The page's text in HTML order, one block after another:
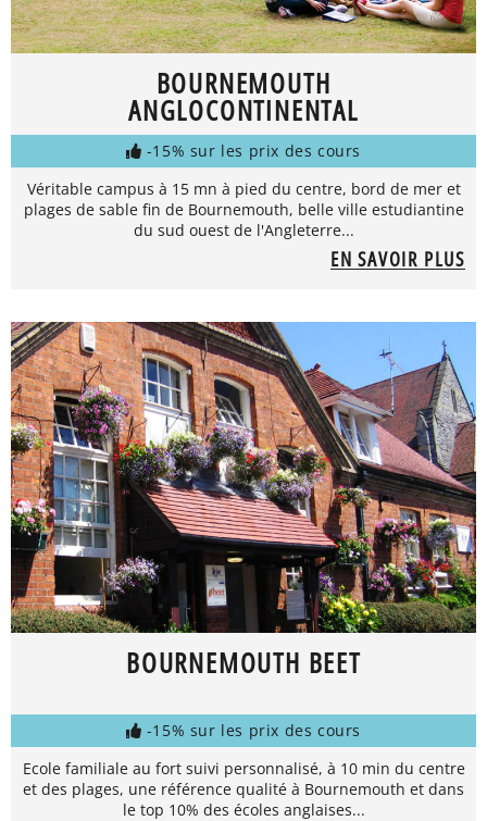
BOURNEMOUTH
ANGLOCONTINENTAL
-15% sur les prix des cours
Véritable campus à 15 mn à pied du centre, bord de mer et
plages de sable fin de Bournemouth, belle ville estudiantine
du sud ouest de l'Angleterre...
EN SAVOIR PLUS
BOURNEMOUTH BEET
-15% sur les prix des cours
Ecole familiale au fort suivi personnalisé, à 10 min du centre
et des plages, une référence qualité à Bournemouth et dans
le top 10% des écoles anglaises...